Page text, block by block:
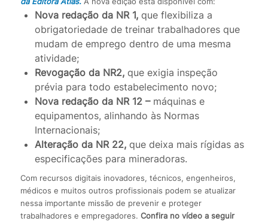
Nova redação da NR 1,que flexibiliza a
obrigatoriedade de treinar trabalhadores que
mudam de emprego dentro de uma mesma
atividade;
Revogação da NR2,que exigia inspeção
prévia para todo estabelecimento novo;
Nova redação da NR 12 – máquinas e
equipamentos, alinhando às Normas
Internacionais;
Alteração da NR 22,que deixa mais rígidas as
especificações para mineradoras.
Com recursos digitais inovadores, técnicos, engenheiros,
médicos e muitos outros profissionais podem se atualizar
nessa importante missão de prevenir e proteger
trabalhadores e empregadores. Confira no vídeo a seguir